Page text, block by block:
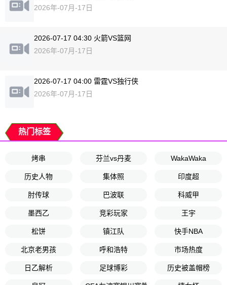
2026年-07月-17日
2026-07-17 04:30 火箭VS篮网
2026年-07月-17日
2026-07-17 04:00 雷霆VS独行侠
2026年-07月-17日
热门标签
烤串 芬兰vs丹麦 WakaWaka
历史人物 集体照 印度超
肘传球 巴波联 科威甲
墨西乙 竞彩玩家 王宇
松饼 镇江队 快手NBA
北京老男孩 呼和浩特 市场热度
日乙解析 足球博彩 历史被盖帽榜